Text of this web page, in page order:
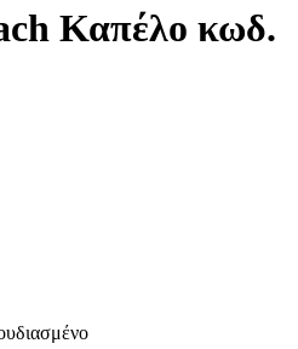
Καπέλο κωδ.